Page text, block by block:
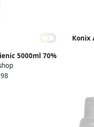
5000ml 70%
pomp
Konix